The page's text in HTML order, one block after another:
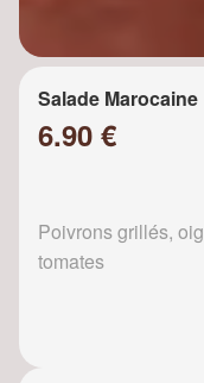
Salade Marocaine
6.90 €
Poivrons grillés,
tomates